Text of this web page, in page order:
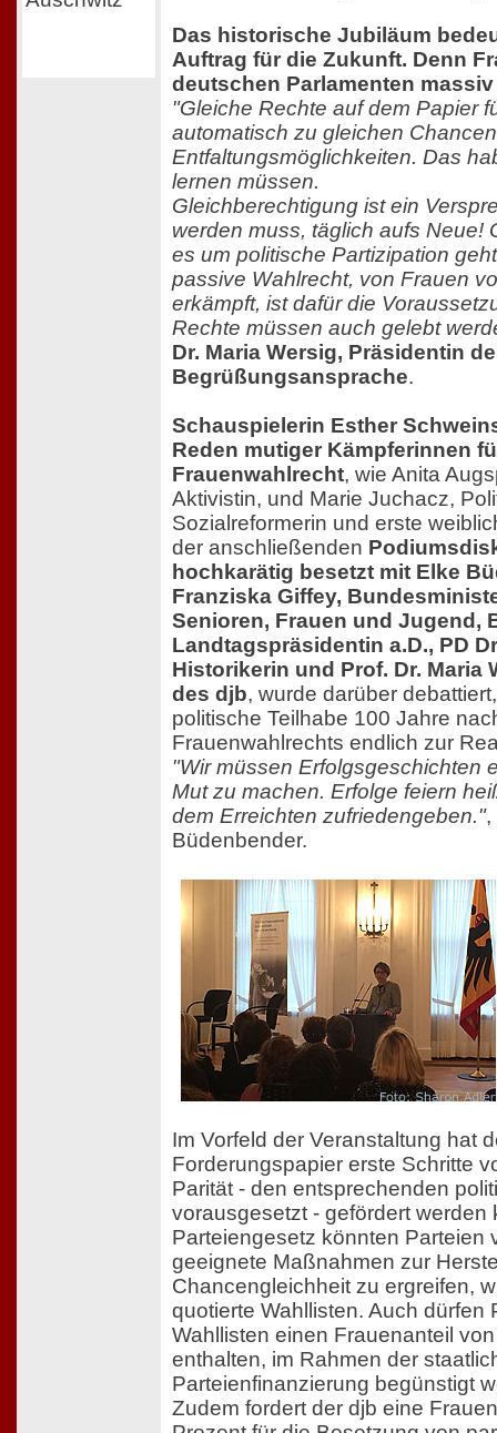
Das historische Jubiläum
Auftrag für die Zukunft. Denn
deutschen Parlamenten
"Gleiche Rechte auf dem Papier
automatisch zu gleichen
Entfaltungsmöglichkeiten. Das
lernen müssen.
Gleichberechtigung ist ein
werden muss, täglich aufs Neue!
es um politische Partizipation
passive Wahlrecht, von Frauen
erkämpft, ist dafür die
Rechte müssen auch gelebt
Dr. Maria Wersig, Präsidentin
Begrüßungsansprache.
Schauspielerin Esther
Reden mutiger Kämpferinnen
Frauenwahlrecht, wie Anita
Aktivistin, und Marie Juchacz,
Sozialreformerin und erste
der anschließenden
hochkarätig besetzt mit Elke
Franziska Giffey,
Senioren, Frauen und Jugend,
Landtagspräsidentin a.D., PD
Historikerin und Prof. Dr. Maria
des djb, wurde darüber
politische Teilhabe 100 Jahre
Frauenwahlrechts endlich zur
"Wir müssen Erfolgsgeschichten
Mut zu machen. Erfolge feiern
dem Erreichten zufriedengeben.",
Büdenbender.
Im Vorfeld der Veranstaltung hat
Forderungspapier erste Schritte
Parität - den entsprechenden
vorausgesetzt - gefördert werden
Parteiengesetz könnten Parteien
geeignete Maßnahmen zur
Chancengleichheit zu ergreifen,
quotierte Wahllisten. Auch dürfen
Wahllisten einen Frauenanteil
enthalten, im Rahmen der
Parteienfinanzierung begünstigt
Zudem fordert der djb eine